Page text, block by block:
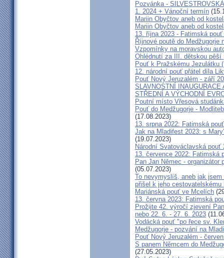
Pozvánka -
1. 2024 + Vánoční termín
Mariin Obyčtov aneb od
Mariin Obyčtov aneb od
13. října 2023 - Fatimská
Říjnové poutě do Medžugorje
Vzpomínky na moravskou
Ohlédnutí za III. dětskou pěší
Pouť k Pražskému Jezulátku
12. národní pouť přátel díla
Pouť Nový Jeruzalém - září
SLAVNOSTNÍ
STŘEDNÍ A VÝCHODNÍ
Poutní místo Vřesová
Pouť do Medžugorje -
(17.08.2023)
13. srpna 2022: Fatimská
Jak na Mladifest 2023: s
(19.07.2023)
Národní Svatováclavská pouť
13. července 2022: Fatimská
Pan Jan Němec -
(05.07.2023)
To nevymyslíš, aneb jak
přišel k jeho cestovatelskému
Mariánská pouť ve Mcelích
13. června 2023: Fatimská
Prožijte 42. výročí zjevení
nebo 22. 6. - 27. 6. 2023
Vodácká pouť "po řece sv.
Medžugorje - pozvání na
Pouť Nový Jeruzalém -
S panem Němcem do
(27.05.2023)